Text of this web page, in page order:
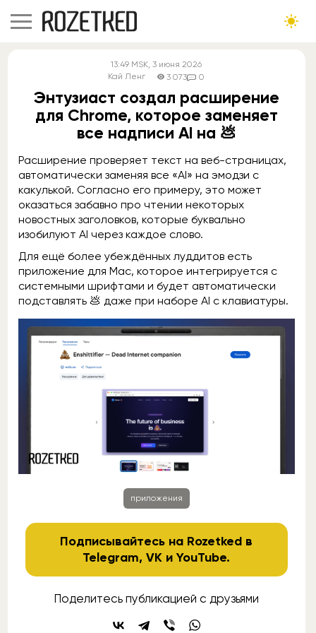
13:49 MSK, 3 июня 2026
Кай Ленг
3 073 0
Энтузиаст создал расширение
для Chrome, которое заменяет
все надписи AI на 💩
Расширение проверяет текст на веб-страницах,
автоматически заменяя все «AI» на эмодзи с
какулькой. Согласно его примеру, это может
оказаться забавно про чтении некоторых
новостных заголовков, которые буквально
изобилуют AI через каждое слово.
Для ещё более убеждённых луддитов есть
приложение для Mac, которое интегрируется с
системными шрифтами и будет автоматически
подставлять 💩 даже при наборе AI с клавиатуры.
приложения
Подписывайтесь на Rozetked в
Telegram,VK иYouTube.
Поделитесь публикацией с друзьями